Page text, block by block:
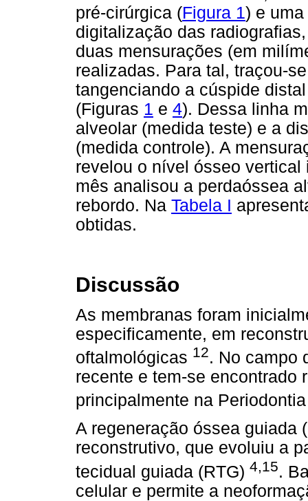
pré-cirúrgica (Figura 1) e
digitalização das
duas mensurações (em
realizadas. Para tal, traçou-
tangenciando a cúspide
(Figuras 1 e 4). Dessa linha
alveolar (medida teste) e a
(medida controle). A
revelou o nível ósseo
mês analisou a perdaóssea
rebordo. Na Tabela I
obtidas.
Discussão
As membranas foram
especificamente, em
oftalmológicas 12. No campo
recente e tem-se encontrado
principalmente na
A regeneração óssea guiada
reconstrutivo, que evoluiu a
tecidual guiada (RTG) 4,15.
celular e permite a